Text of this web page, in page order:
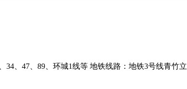
34、47、89、环城1线等 地铁线路：地铁3号线青竹立